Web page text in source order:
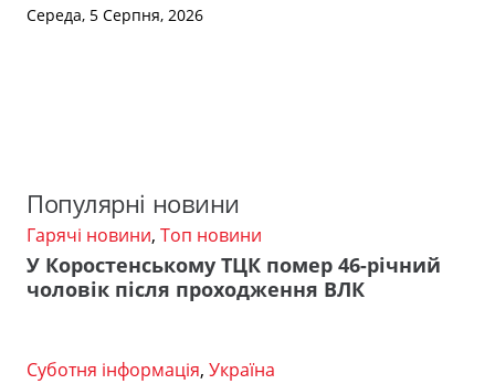
Середа, 5 Серпня, 2026
Популярні новини
Гарячі новини, Топ новини
У Коростенському ТЦК помер 46-річний
чоловік після проходження ВЛК
Суботня інформація, Україна